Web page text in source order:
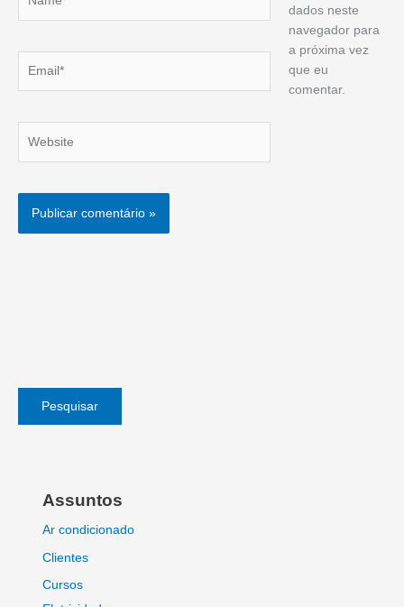
Pesquisar
Assuntos
Ar condicionado
Clientes
Cursos
dados neste
navegador para
a próxima vez
que eu
comentar.